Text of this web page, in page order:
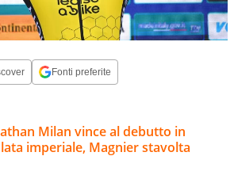
Fonti preferite
Milan vince al debutto in
imperiale, Magnier stavolta